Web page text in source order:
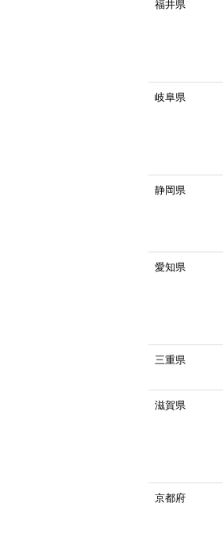
福井県
岐阜県
静岡県
愛知県
三重県
滋賀県
京都府